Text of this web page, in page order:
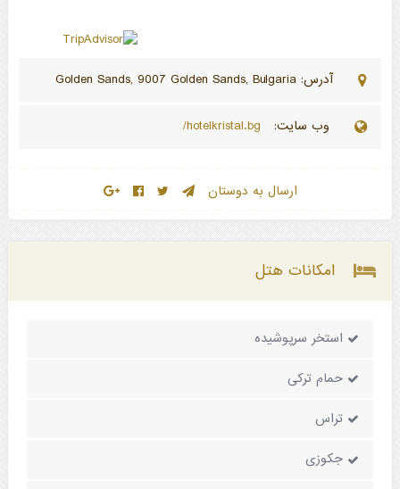
آدرس: Golden Sands, 9007 Golden Sands, Bulgaria
وب سایت:
ارسال به دوستان
امکانات هتل
استخر سرپوشیده
حمام ترکی
تراس
جکوزی